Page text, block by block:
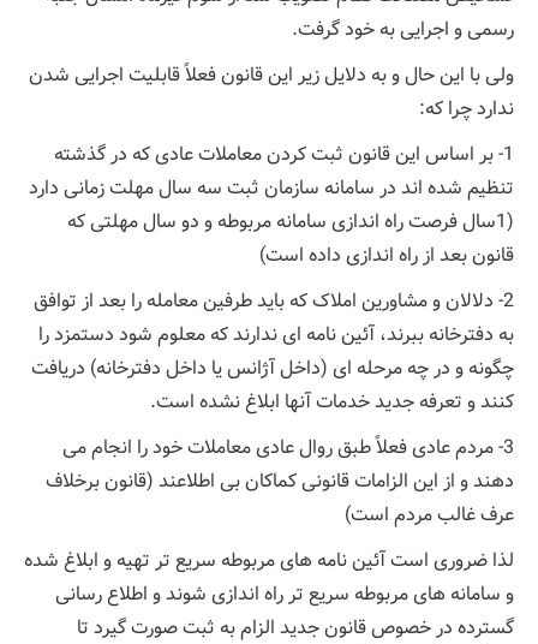
رسمی و اجرایی به خود گرفت.
ولی با این حال و به دلایل زیر این قانون فعلاً قابلیت اجرایی شدن
ندارد چرا که:
1- بر اساس این قانون ثبت کردن معاملات عادی که در گذشته
تنظیم شده اند در سامانه سازمان ثبت سه سال مهلت زمانی دارد
(1سال فرصت راه اندازی سامانه مربوطه و دو سال مهلتی که
قانون بعد از راه اندازی داده است)
2- دلالان و مشاورین املاک که باید طرفین معامله را بعد از توافق
به دفترخانه ببرند، آئین نامه ای ندارند که معلوم شود دستمزد را
چگونه و در چه مرحله ای (داخل آژانس یا داخل دفترخانه) دریافت
کنند و تعرفه جدید خدمات آنها ابلاغ نشده است.
3- مردم عادی فعلاً طبق روال عادی معاملات خود را انجام می
دهند و از این الزامات قانونی کماکان بی اطلاعند (قانون برخلاف
عرف غالب مردم است)
لذا ضروری است آئین نامه های مربوطه سریع تر تهیه و ابلاغ شده
و سامانه های مربوطه سریع تر راه اندازی شوند و اطلاع رسانی
گسترده در خصوص قانون جدید الزام به ثبت صورت گیرد تا